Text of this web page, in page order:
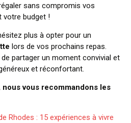
sans compromis vos
votre budget !
plus à opter pour un
lors de vos prochains repas.
partager un moment convivial et
et réconfortant.
vous recommandons les
Rhodes : 15 expériences à vivre